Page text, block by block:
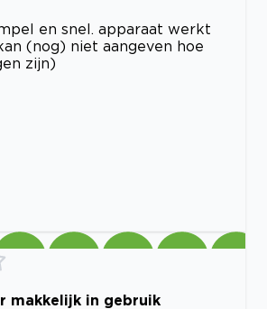
en snel. apparaat werkt
(nog) niet aangeven hoe
zijn)
makkelijk in gebruik